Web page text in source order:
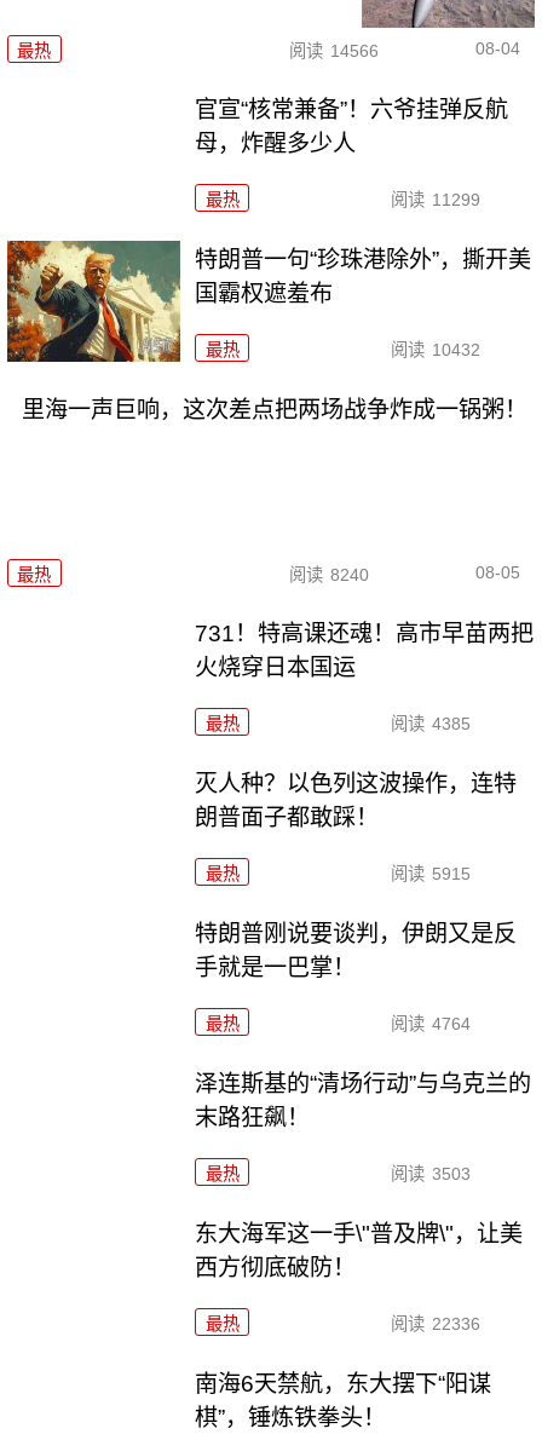
最热 阅读 14566 08-04
官宣“核常兼备”！六爷挂弹反航
母，炸醒多少人
最热 阅读 11299
特朗普一句“珍珠港除外”，撕开美
国霸权遮羞布
最热 阅读 10432
里海一声巨响，这次差点把两场战争炸成一锅粥！
最热 阅读 8240 08-05
731！特高课还魂！高市早苗两把
火烧穿日本国运
最热 阅读 4385
灭人种？以色列这波操作，连特
朗普面子都敢踩！
最热 阅读 5915
特朗普刚说要谈判，伊朗又是反
手就是一巴掌！
最热 阅读 4764
泽连斯基的“清场行动”与乌克兰的
末路狂飙！
最热 阅读 3503
东大海军这一手\"普及牌\"，让美
西方彻底破防！
最热 阅读 22336
南海6天禁航，东大摆下“阳谋
棋”，锤炼铁拳头！